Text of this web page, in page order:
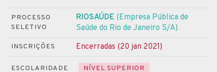
PROCESSO
SELETIVO
RIOSAÚDE (Empresa Pública de
Saúde do Rio de Janeiro S/A)
INSCRIÇÕES Encerradas (20 jan 2021)
ESCOLARIDADE NÍVEL SUPERIOR